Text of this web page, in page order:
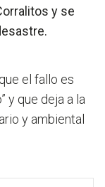
y se
el fallo es
y que deja a la
y ambiental